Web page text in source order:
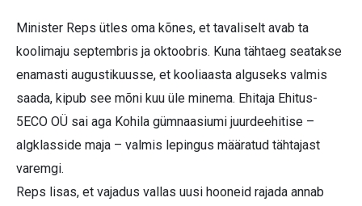
Minister Reps ütles oma kõnes, et tavaliselt avab ta
koolimaju septembris ja oktoobris. Kuna tähtaeg seatakse
enamasti augustikuusse, et kooliaasta alguseks valmis
saada, kipub see mõni kuu üle minema. Ehitaja Ehitus-
5ECO OÜ sai aga Kohila gümnaasiumi juurdeehitise –
algklasside maja – valmis lepingus määratud tähtajast
varemgi.
Reps lisas, et vajadus vallas uusi hooneid rajada annab